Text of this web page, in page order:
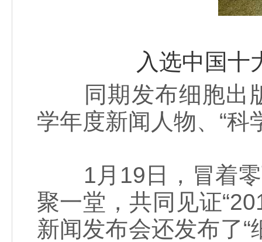
入选中国十
同期发布细胞出版
学年度新闻人物、“科
1月19日，冒着零
聚一堂，共同见证
新闻发布会还发布了“